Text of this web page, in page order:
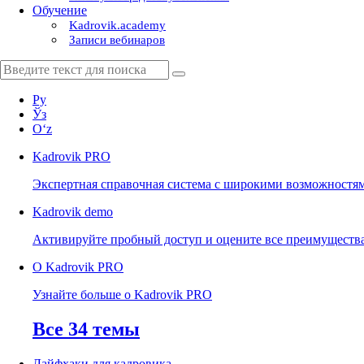
Обучение
Kadrovik.academy
Записи вебинаров
Ру
Ўз
Oʻz
Kadrovik PRO
Экспертная справочная система с широкими
Kadrovik demo
Активируйте пробный доступ и оцените все
О Kadrovik PRO
Узнайте больше о Kadrovik PRO
Все 34 темы